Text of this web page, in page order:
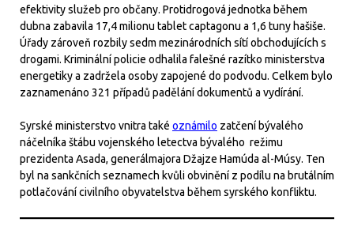
efektivity služeb pro občany. Protidrogová jednotka během
dubna zabavila 17,4 milionu tablet captagonu a 1,6 tuny hašiše.
Úřady zároveň rozbily sedm mezinárodních sítí obchodujících s
drogami. Kriminální policie odhalila falešné razítko ministerstva
energetiky a zadržela osoby zapojené do podvodu. Celkem bylo
zaznamenáno 321 případů padělání dokumentů a vydírání.
Syrské ministerstvo vnitra také oznámilo zatčení bývalého
náčelníka štábu vojenského letectva bývalého režimu
prezidenta Asada, generálmajora Džajze Hamúda al-Músy. Ten
byl na sankčních seznamech kvůli obvinění z podílu na brutálním
potlačování civilního obyvatelstva během syrského konfliktu.